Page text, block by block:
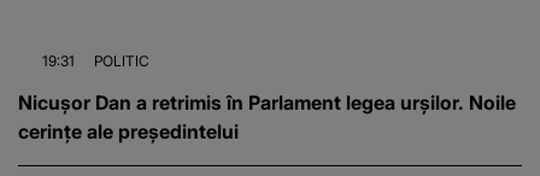
19:31 POLITIC
Nicușor Dan a retrimis în Parlament legea urșilor. Noile
cerințe ale președintelui